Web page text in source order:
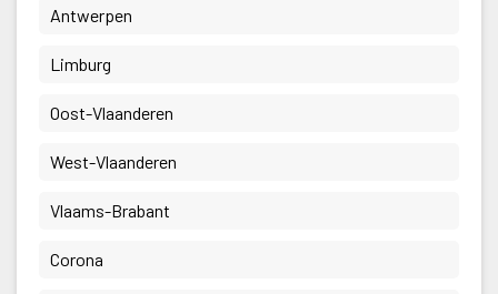
Antwerpen
Limburg
Oost-Vlaanderen
West-Vlaanderen
Vlaams-Brabant
Corona